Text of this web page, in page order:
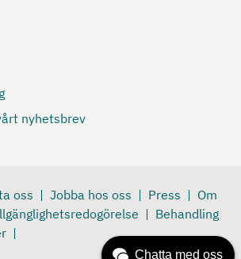
nyhetsbrev
oss Jobba hos oss Press
Om
Behandling